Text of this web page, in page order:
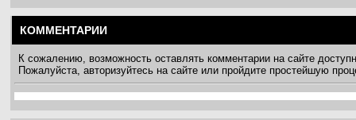
КОММЕНТАРИИ
К сожалению, возможность оставлять комментарии на сайте
Пожалуйста, авторизуйтесь на сайте или пройдите простейшую